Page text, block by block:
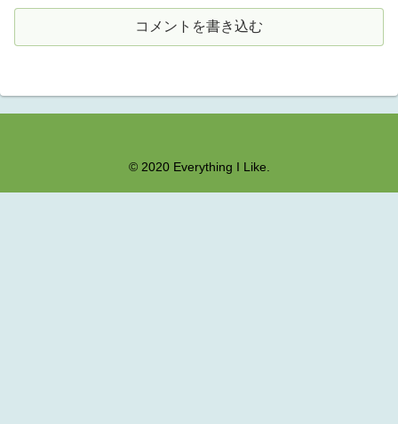
コメントを書き込む
© 2020 Everything I Like.